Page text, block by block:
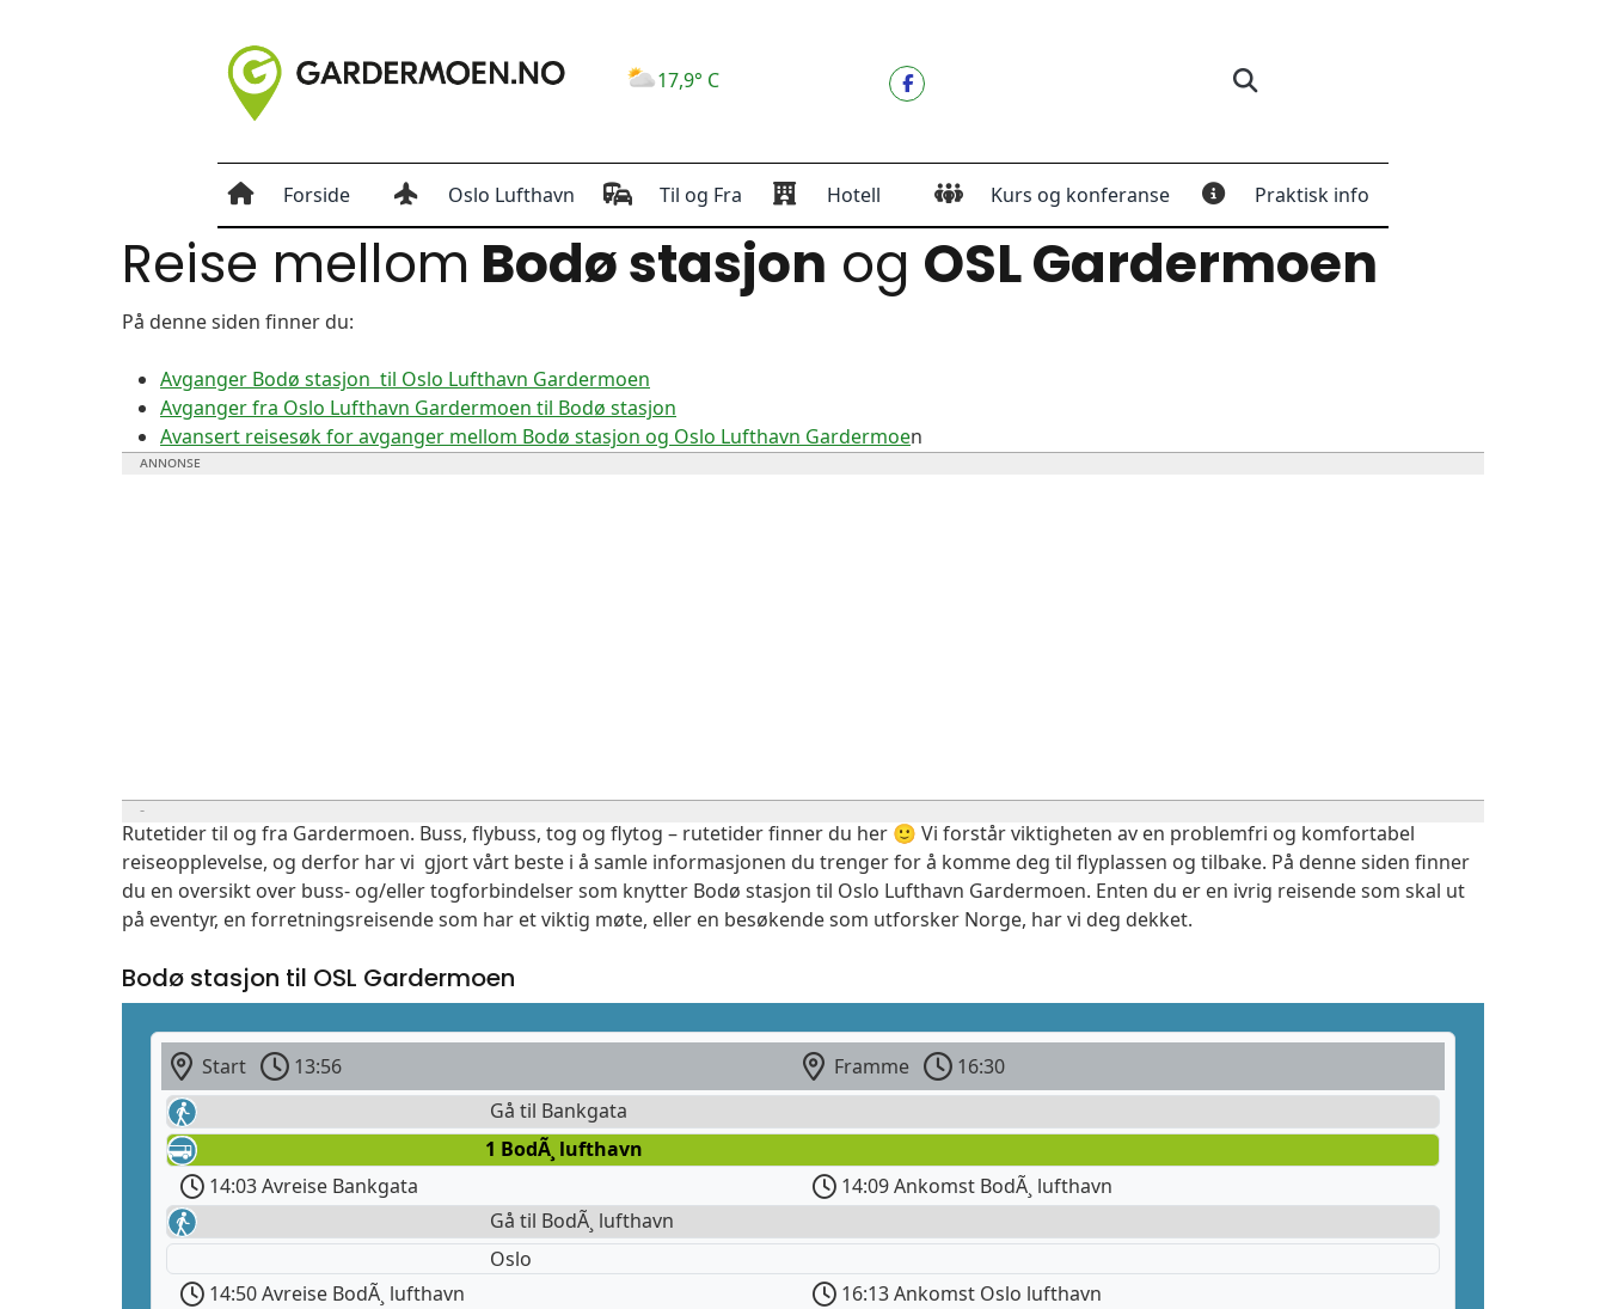
17,9° C
Forside Oslo Lufthavn Til og Fra Hotell Kurs og konferanse Praktisk info
Reise mellom Bodø stasjon og OSL Gardermoen
På denne siden finner du:
Avganger Bodø stasjon til Oslo Lufthavn Gardermoen
Avganger fra Oslo Lufthavn Gardermoen til Bodø stasjon
Avansert reisesøk for avganger mellom Bodø stasjon og Oslo Lufthavn Gardermoen
Rutetider til og fra Gardermoen. Buss, flybuss, tog og flytog – rutetider finner du her 🙂 Vi forstår viktigheten av en problemfri og komfortabel
reiseopplevelse, og derfor har vi gjort vårt beste i å samle informasjonen du trenger for å komme deg til flyplassen og tilbake. På denne siden finner
du en oversikt over buss- og/eller togforbindelser som knytter Bodø stasjon til Oslo Lufthavn Gardermoen. Enten du er en ivrig reisende som skal ut
på eventyr, en forretningsreisende som har et viktig møte, eller en besøkende som utforsker Norge, har vi deg dekket.
Bodø stasjon til OSL Gardermoen
Start 13:56 Framme
16:30
Gå til Bankgata
1 BodÃ¸ lufthavn
14:03 Avreise Bankgata
14:09 Ankomst BodÃ¸ lufthavn
Gå til BodÃ¸ lufthavn
Oslo
14:50 Avreise BodÃ¸ lufthavn
16:13 Ankomst Oslo lufthavn